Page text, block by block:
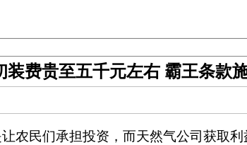
装费贵至五千元左右 霸王条款
农民们承担投资，而天然气公司获取